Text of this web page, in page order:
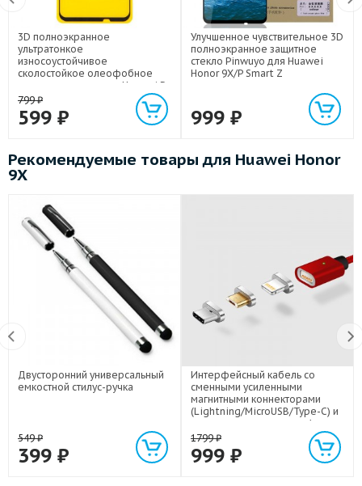
3D полноэкранное
ультратонкое
износоустойчивое
сколостойкое олеофобное
защитное стекло для Huawei P
Smart Z/Huawei Honor 9X
799₽
599 ₽
Улучшенное чувствительное 3D
полноэкранное защитное
стекло Pinwuyo для Huawei
Honor 9X/P Smart Z
999 ₽
Рекомендуемые товары для Huawei Honor
9X
Двусторонний универсальный
емкостной стилус-ручка
549₽
399 ₽
Интерфейсный кабель со
сменными усиленными
магнитными коннекторами
(Lightning/MicroUSB/Type-C) и
световым индикатором 1м
1799₽
999 ₽